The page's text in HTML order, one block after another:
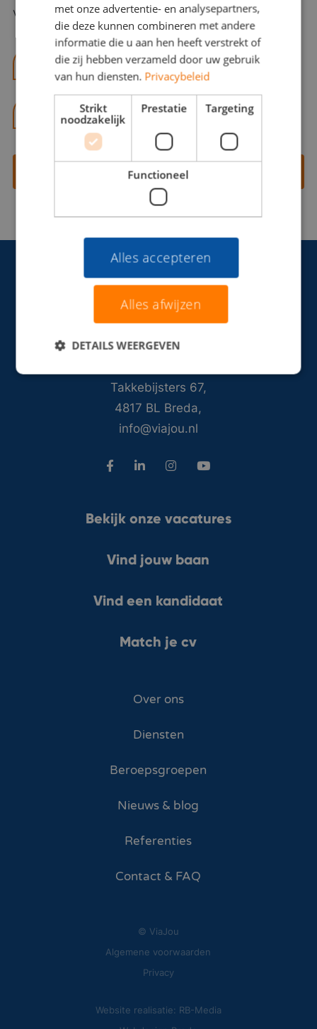
voor je klaar en helpt je graag!
benno@viajou.nl
06 13 28 62 71
Contact opnemen
Takkebijsters 67,
4817 BL Breda,
info@viajou.nl
Bekijk onze vacatures
Vind jouw baan
Vind een kandidaat
Match je cv
Over ons
Diensten
Beroepsgroepen
Nieuws & blog
Referenties
Contact & FAQ
© ViaJou
Algemene voorwaarden
Privacy
Website realisatie: RB-Media
met onze advertentie- en analysepartners,
die deze kunnen combineren met andere
informatie die u aan hen heeft verstrekt of
die zij hebben verzameld door uw gebruik
van hun diensten. Privacybeleid
Strikt
noodzakelijk
Prestatie Targeting
Functioneel
Alles accepteren
Alles afwijzen
DETAILS WEERGEVEN